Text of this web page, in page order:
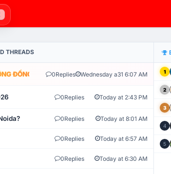
THREADS
ĐỒNG VLIKE.VN: HỆ THỐNG GIÁM SÁT TỰ
0Replies Wednesday a31 6:07 AM
0Replies Today at 2:43 PM
0Replies Today at 8:01 AM
0Replies Today at 6:57 AM
0Replies Today at 6:30 AM
1
2
3
4
5